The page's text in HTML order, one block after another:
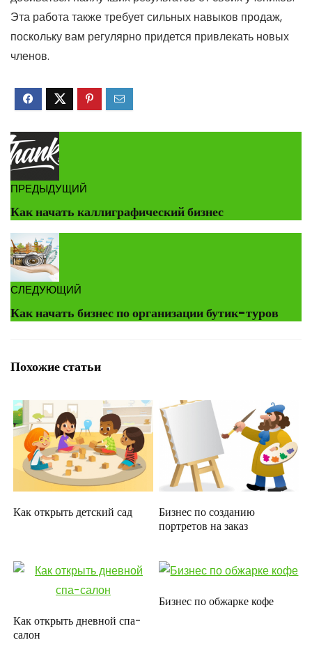
Эта работа также требует сильных навыков продаж,
поскольку вам регулярно придется привлекать новых
членов.
ПРЕДЫДУЩИЙ
Как начать каллиграфический бизнес
СЛЕДУЮЩИЙ
Как начать бизнес по организации бутик-туров
Похожие статьи
Как открыть детский сад
Бизнес по созданию
портретов на заказ
Как открыть дневной спа-
салон
Бизнес по обжарке кофе